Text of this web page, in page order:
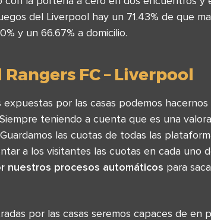
del Liverpool hay un 71.43% de que
y un 66.67% a domicilio.
FC – Liverpool
por las casas podemos
teniendo a cuenta que es una
las cuotas de todas las
a los visitantes las cuotas en cada uno
nuestros procesos automáticos para
por las casas seremos capaces de en